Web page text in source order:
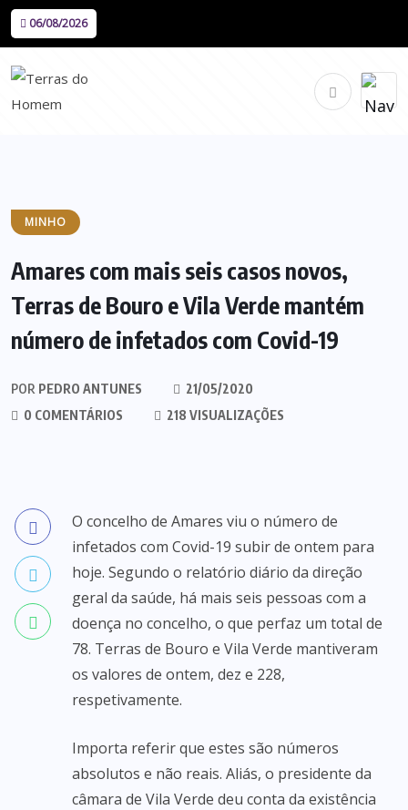
06/08/2026
MINHO
Amares com mais seis casos novos,
Terras de Bouro e Vila Verde mantém
número de infetados com Covid-19
POR PEDRO ANTUNES
21/05/2020
0 COMENTÁRIOS
218 VISUALIZAÇÕES
O concelho de Amares viu o número de
infetados com Covid-19 subir de ontem para
hoje. Segundo o relatório diário da direção
geral da saúde, há mais seis pessoas com a
doença no concelho, o que perfaz um total de
78. Terras de Bouro e Vila Verde mantiveram
os valores de ontem, dez e 228,
respetivamente.
Importa referir que estes são números
absolutos e não reais. Aliás, o presidente da
câmara de Vila Verde deu conta da existência